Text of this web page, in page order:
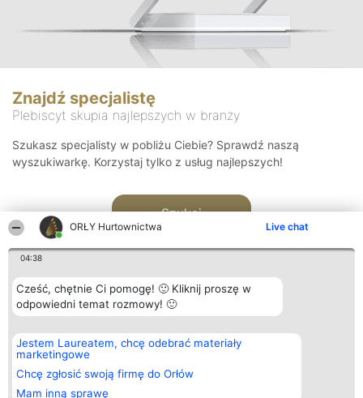
ORŁY Hurtownictwa Live chat
04:38
Cześć, chętnie Ci pomogę! 🙂 Kliknij proszę w
odpowiedni temat rozmowy! 🙂
Jestem Laureatem, chcę odebrać materiały
marketingowe
Chcę zgłosić swoją firmę do Orłów
Mam inną sprawę
Znajdź specjalistę
Plebiscyt skupia najlepszych w branży
Szukasz specjalisty w pobliżu Ciebie? Sprawdź naszą
wyszukiwarkę. Korzystaj tylko z usług najlepszych!
Szukaj
Organizator plebiscytu
Bright Side Solutions sp. z o.
o. sp. k.
ul. Ruska 22
Wrocław 50-079
KRS 0000749100 | Regon
Plebiscyt
Laureaci
wszystkich
Laureatów
Kontakt
Kontakt